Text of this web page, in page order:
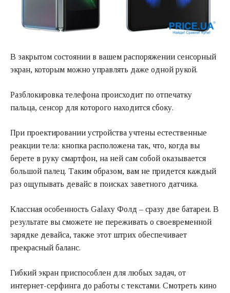
В закрытом состоянии в вашем распоряжении сенсорный
экран, которым можно управлять даже одной рукой.
Разблокировка телефона происходит по отпечатку
пальца, сенсор для которого находится сбоку.
При проектировании устройства учтены естественные
реакции тела: кнопка расположена так, что, когда вы
берете в руку смартфон, на ней сам собой оказывается
большой палец. Таким образом, вам не придется каждый
раз ощупывать девайс в поисках заветного датчика.
Классная особенность Galaxy Фолд – сразу две батареи. В
результате вы сможете не переживать о своевременной
зарядке девайса, также этот штрих обеспечивает
прекрасный баланс.
Гибкий экран приспособлен для любых задач, от
интернет-серфинга до работы с текстами. Смотреть кино